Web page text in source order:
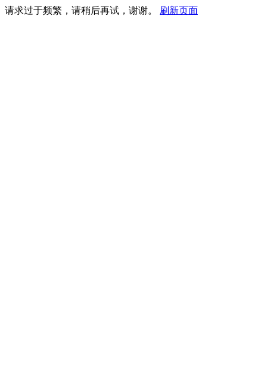
请求过于频繁，请稍后再试，谢谢。 刷新页面